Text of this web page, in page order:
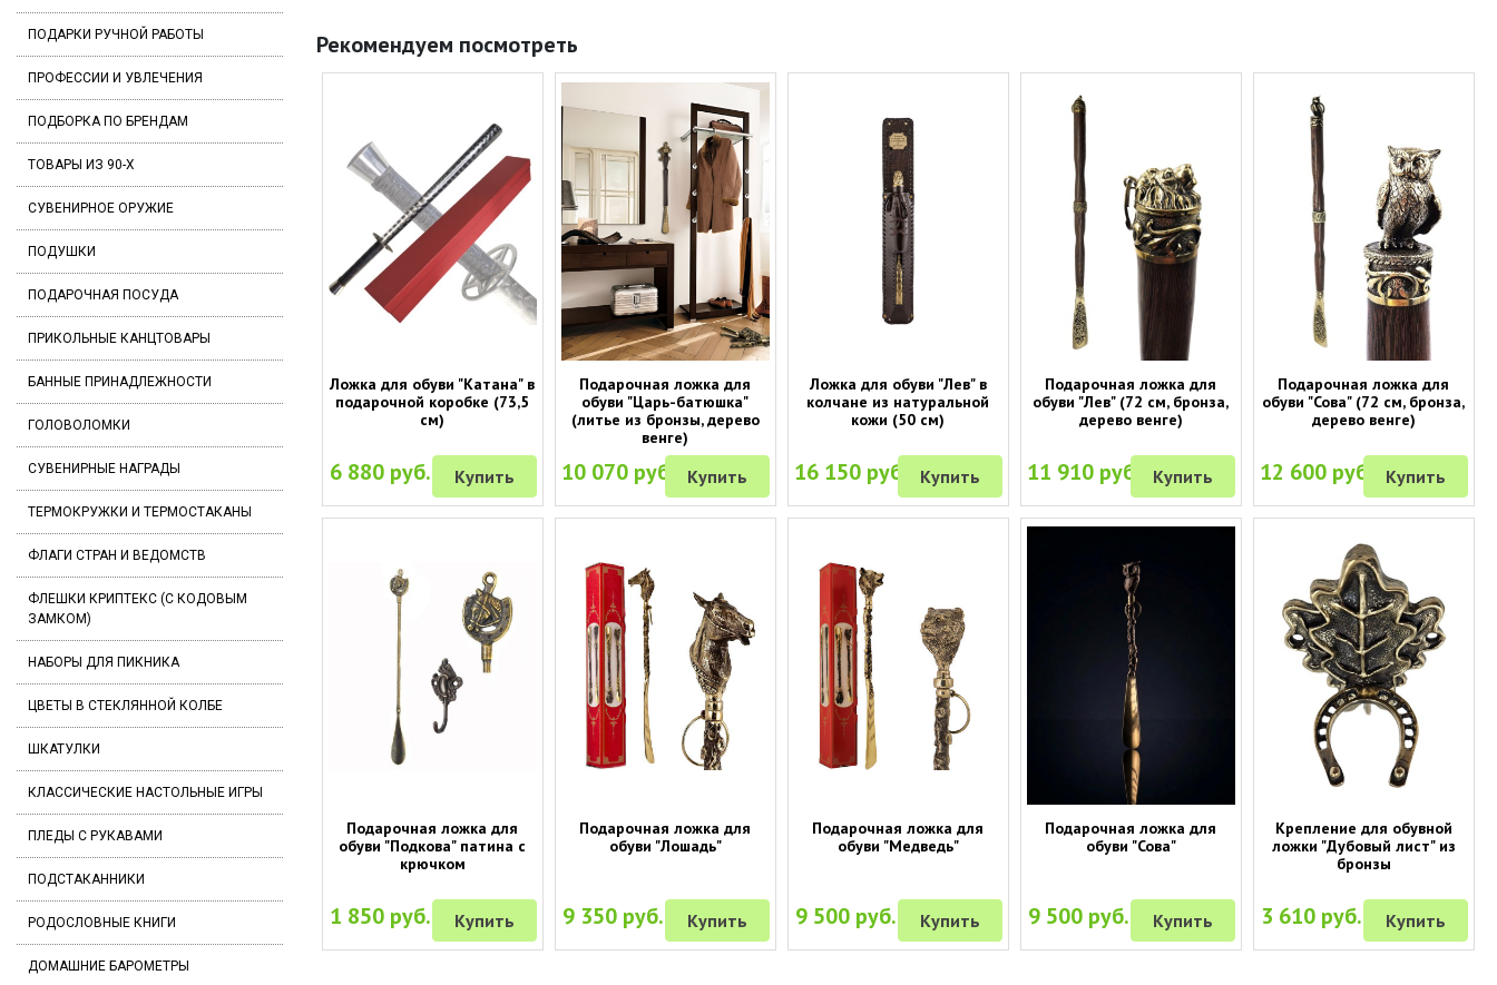
ПОДАРКИ РУЧНОЙ РАБОТЫ
ПРОФЕССИИ И УВЛЕЧЕНИЯ
ПОДБОРКА ПО БРЕНДАМ
ТОВАРЫ ИЗ 90-Х
СУВЕНИРНОЕ ОРУЖИЕ
ПОДУШКИ
ПОДАРОЧНАЯ ПОСУДА
ПРИКОЛЬНЫЕ КАНЦТОВАРЫ
БАННЫЕ ПРИНАДЛЕЖНОСТИ
ГОЛОВОЛОМКИ
СУВЕНИРНЫЕ НАГРАДЫ
ТЕРМОКРУЖКИ И ТЕРМОСТАКАНЫ
ФЛАГИ СТРАН И ВЕДОМСТВ
ФЛЕШКИ КРИПТЕКС (С КОДОВЫМ
ЗАМКОМ)
НАБОРЫ ДЛЯ ПИКНИКА
ЦВЕТЫ В СТЕКЛЯННОЙ КОЛБЕ
ШКАТУЛКИ
КЛАССИЧЕСКИЕ НАСТОЛЬНЫЕ ИГРЫ
ПЛЕДЫ С РУКАВАМИ
ПОДСТАКАННИКИ
РОДОСЛОВНЫЕ КНИГИ
ДОМАШНИЕ БАРОМЕТРЫ
Рекомендуем посмотреть
Ложка для обуви "Катана" в
подарочной коробке (73,5
см)
6 880 руб. Купить
Подарочная ложка для
обуви "Царь-батюшка"
(литье из бронзы, дерево
венге)
10 070 руб. Купить
Ложка для обуви "Лев" в
колчане из натуральной
кожи (50 см)
16 150 руб. Купить
Подарочная ложка для
обуви "Лев" (72 см, бронза,
дерево венге)
11 910 руб. Купить
Подарочная ложка для
обуви "Сова" (72 см, бронза,
дерево венге)
12 600 руб. Купить
Подарочная ложка для
обуви "Подкова" патина с
крючком
1 850 руб. Купить
Подарочная ложка для
обуви "Лошадь"
9 350 руб. Купить
Подарочная ложка для
обуви "Медведь"
9 500 руб. Купить
Подарочная ложка для
обуви "Сова"
9 500 руб. Купить
Крепление для обувной
ложки "Дубовый лист" из
бронзы
3 610 руб. Купить